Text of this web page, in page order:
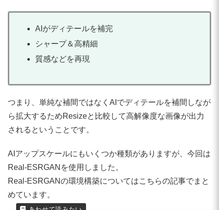
AIがディテールを補完
シャープ＆高精細
質感などを再現
つまり、単純な補間ではなくAIでディテールを補間しなが
ら拡大するためResizeと比較して高解像度な画像が出力
されるということです。
AIアップスケールにもいくつか種類がありますが、今回は
Real-ESRGANを使用しました。
Real-ESRGANの環境構築についてはこちらの記事でまと
めています。